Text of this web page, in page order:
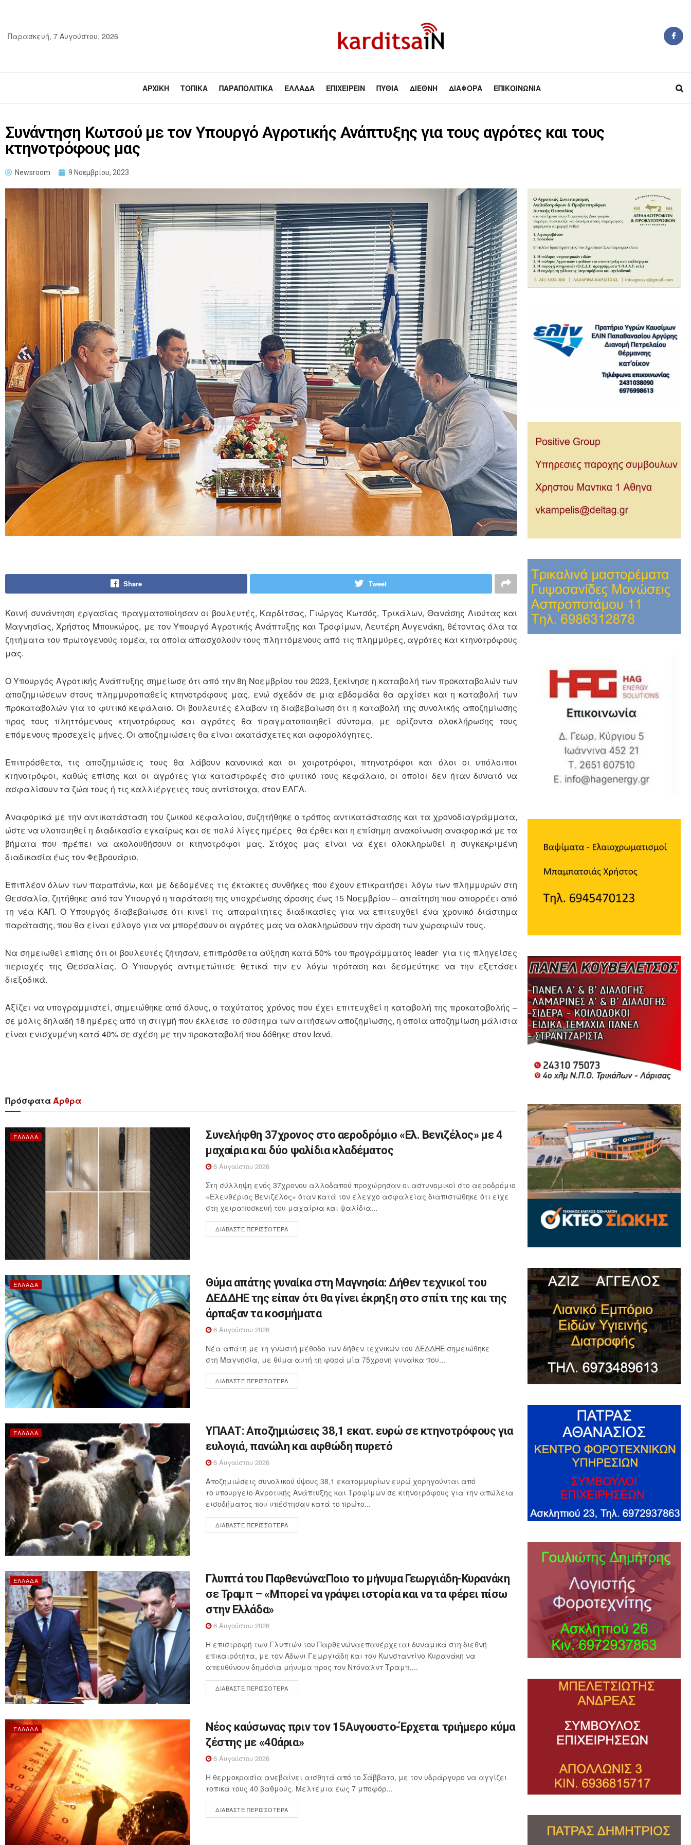
Παρασκευή, 7 Αυγούστου, 2026
ΑΡΧΙΚΉ ΤΟΠΙΚΆ ΠΑΡΑΠΟΛΙΤΙΚΆ ΕΛΛΆΔΑ ΕΠΙΧΕΙΡΕΊΝ ΠΥΘΊΑ ΔΙΕΘΝΉ ΔΙΆΦΟΡΑ ΕΠΙΚΟΙΝΩΝΊΑ
Συνάντηση Κωτσού με τον Υπουργό Αγροτικής Ανάπτυξης για τους αγρότες και τους
κτηνοτρόφους μας
Newsroom 9 Νοεμβρίου, 2023
Share Tweet
Κοινή συνάντηση εργασίας πραγματοποίησαν οι βουλευτές, Καρδίτσας, Γιώργος Κωτσός, Τρικάλων, Θανάσης Λιούτας και
Μαγνησίας, Χρήστος Μπουκώρος, με τον Υπουργό Αγροτικής Ανάπτυξης και Τροφίμων, Λευτέρη Αυγενάκη, θέτοντας όλα τα
ζητήματα του πρωτογενούς τομέα, τα οποία απασχολούν τους πληττόμενους από τις πλημμύρες, αγρότες και κτηνοτρόφους
μας.
Ο Υπουργός Αγροτικής Ανάπτυξης σημείωσε ότι από την 8η Νοεμβρίου του 2023, ξεκίνησε η καταβολή των προκαταβολών των
αποζημιώσεων στους πλημμυροπαθείς κτηνοτρόφους μας, ενώ σχεδόν σε μια εβδομάδα θα αρχίσει και η καταβολή των
προκαταβολών για το φυτικό κεφάλαιο. Οι βουλευτές έλαβαν τη διαβεβαίωση ότι η καταβολή της συνολικής αποζημίωσης
προς τους πληττόμενους κτηνοτρόφους και αγρότες θα πραγματοποιηθεί σύντομα, με ορίζοντα ολοκλήρωσης τους
επόμενους προσεχείς μήνες. Οι αποζημιώσεις θα είναι ακατάσχετες και αφορολόγητες.
Επιπρόσθετα, τις αποζημιώσεις τους θα λάβουν κανονικά και οι χοιροτρόφοι, πτηνοτρόφοι και όλοι οι υπόλοιποι
κτηνοτρόφοι, καθώς επίσης και οι αγρότες για καταστροφές στο φυτικό τους κεφάλαιο, οι οποίοι δεν ήταν δυνατό να
ασφαλίσουν τα ζώα τους ή τις καλλιέργειες τους αντίστοιχα, στον ΕΛΓΑ.
Αναφορικά με την αντικατάσταση του ζωικού κεφαλαίου, συζητήθηκε ο τρόπος αντικατάστασης και τα χρονοδιαγράμματα,
ώστε να υλοποιηθεί η διαδικασία εγκαίρως και σε πολύ λίγες ημέρες θα έρθει και η επίσημη ανακοίνωση αναφορικά με τα
βήματα που πρέπει να ακολουθήσουν οι κτηνοτρόφοι μας. Στόχος μας είναι να έχει ολοκληρωθεί η συγκεκριμένη
διαδικασία έως τον Φεβρουάριο.
Επιπλέον όλων των παραπάνω, και με δεδομένες τις έκτακτες συνθήκες που έχουν επικρατήσει λόγω των πλημμυρών στη
Θεσσαλία, ζητήθηκε από τον Υπουργό η παράταση της υποχρέωσης άροσης έως 15 Νοεμβρίου – απαίτηση που απορρέει από
τη νέα ΚΑΠ. Ο Υπουργός διαβεβαίωσε ότι κινεί τις απαραίτητες διαδικασίες για να επιτευχθεί ένα χρονικό διάστημα
παράτασης, που θα είναι εύλογο για να μπορέσουν οι αγρότες μας να ολοκληρώσουν την άροση των χωραφιών τους.
Να σημειωθεί επίσης ότι οι βουλευτές ζήτησαν, επιπρόσθετα αύξηση κατά 50% του προγράμματος leader για τις πληγείσες
περιοχές της Θεσσαλίας. Ο Υπουργός αντιμετώπισε θετικά την εν λόγω πρόταση και δεσμεύτηκε να την εξετάσει
διεξοδικά.
Αξίζει να υπογραμμιστεί, σημειώθηκε από όλους, ο ταχύτατος χρόνος που έχει επιτευχθεί η καταβολή της προκαταβολής –
σε μόλις δηλαδή 18 ημέρες από τη στιγμή που έκλεισε το σύστημα των αιτήσεων αποζημίωσης, η οποία αποζημίωση μάλιστα
είναι ενισχυμένη κατά 40% σε σχέση με την προκαταβολή που δόθηκε στον Ιανό.
ΠρόσφαταΆρθρα
ΕΛΛΆΔΑ
Συνελήφθη 37χρονος στο αεροδρόμιο «Ελ. Βενιζέλος» με 4
μαχαίρια και δύο ψαλίδια κλαδέματος
6 Αυγούστου 2026
Στη σύλληψη ενός 37χρονου αλλοδαπού προχώρησαν οι αστυνομικοί στο αεροδρόμιο
«Ελευθέριος Βενιζέλος» όταν κατά τον έλεγχο ασφαλείας διαπιστώθηκε ότι είχε
στη χειραποσκευή του μαχαίρια και ψαλίδια...
ΔΙΑΒΆΣΤΕ ΠΕΡΙΣΣΌΤΕΡΑ
ΕΛΛΆΔΑ
Θύμα απάτης γυναίκα στη Μαγνησία: Δήθεν τεχνικοί του
ΔΕΔΔΗΕ της είπαν ότι θα γίνει έκρηξη στο σπίτι της και της
άρπαξαν τα κοσμήματα
6 Αυγούστου 2026
Νέα απάτη με τη γνωστή μέθοδο των δήθεν τεχνικών του ΔΕΔΔΗΕ σημειώθηκε
στη Μαγνησία, με θύμα αυτή τη φορά μία 75χρονη γυναίκα που...
ΔΙΑΒΆΣΤΕ ΠΕΡΙΣΣΌΤΕΡΑ
ΕΛΛΆΔΑ
ΥΠΑΑΤ: Αποζημιώσεις 38,1 εκατ. ευρώ σε κτηνοτρόφους για
ευλογιά, πανώλη και αφθώδη πυρετό
6 Αυγούστου 2026
Αποζημιώσεις συνολικού ύψους 38,1 εκατομμυρίων ευρώ χορηγούνται από
το υπουργείο Αγροτικής Ανάπτυξης και Τροφίμων σε κτηνοτρόφους για την απώλεια
εισοδήματος που υπέστησαν κατά το πρώτο...
ΔΙΑΒΆΣΤΕ ΠΕΡΙΣΣΌΤΕΡΑ
ΕΛΛΆΔΑ
Γλυπτά του Παρθενώνα:Ποιο το μήνυμα Γεωργιάδη-Κυρανάκη
σε Τραμπ – «Μπορεί να γράψει ιστορία και να τα φέρει πίσω
στην Ελλάδα»
6 Αυγούστου 2026
Η επιστροφή των Γλυπτών του Παρθενώναεπανέρχεται δυναμικά στη διεθνή
επικαιρότητα, με τον Άδωνι Γεωργιάδη και τον Κωνσταντίνο Κυρανάκη να
απευθύνουν δημόσια μήνυμα προς τον Ντόναλντ Τραμπ,...
ΔΙΑΒΆΣΤΕ ΠΕΡΙΣΣΌΤΕΡΑ
ΕΛΛΆΔΑ
Νέος καύσωνας πριν τον 15Αυγουστο-Έρχεται τριήμερο κύμα
ζέστης με «40άρια»
6 Αυγούστου 2026
Η θερμοκρασία ανεβαίνει αισθητά από το Σάββατο, με τον υδράργυρο να αγγίζει
τοπικά τους 40 βαθμούς. Μελτέμια έως 7 μποφόρ...
ΔΙΑΒΆΣΤΕ ΠΕΡΙΣΣΌΤΕΡΑ